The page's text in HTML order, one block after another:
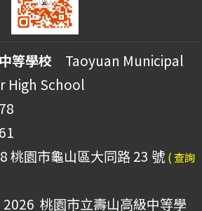
等學校 Taoyuan Municipal
High School
桃園市龜山區大同路 23 號 ( 查詢
桃園市立壽山高級中等學